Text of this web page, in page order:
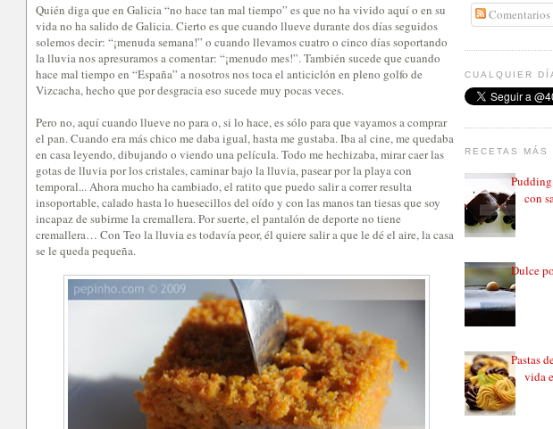
Quién diga que en Galicia “no hace tan mal tiempo” es que no ha vivido aquí o en su
vida no ha salido de Galicia. Cierto es que cuando llueve durante dos días seguidos
solemos decir: “¡menuda semana!” o cuando llevamos cuatro o cinco días soportando
la lluvia nos apresuramos a comentar: “¡menudo mes!”. También sucede que cuando
hace mal tiempo en “España” a nosotros nos toca el anticiclón en pleno golfo de
Vizcacha, hecho que por desgracia eso sucede muy pocas veces.
Pero no, aquí cuando llueve no para o, si lo hace, es sólo para que vayamos a comprar
el pan. Cuando era más chico me daba igual, hasta me gustaba. Iba al cine, me quedaba
en casa leyendo, dibujando o viendo una película. Todo me hechizaba, mirar caer las
gotas de lluvia por los cristales, caminar bajo la lluvia, pasear por la playa con
temporal... Ahora mucho ha cambiado, el ratito que puedo salir a correr resulta
insoportable, calado hasta lo huesecillos del oído y con las manos tan tiesas que soy
incapaz de subirme la cremallera. Por suerte, el pantalón de deporte no tiene
cremallera… Con Teo la lluvia es todavía peor, él quiere salir a que le dé el aire, la casa
se le queda pequeña.
Comentarios
CUALQUIER
RECETAS MÁS
con
Dulce
Pastas
vida